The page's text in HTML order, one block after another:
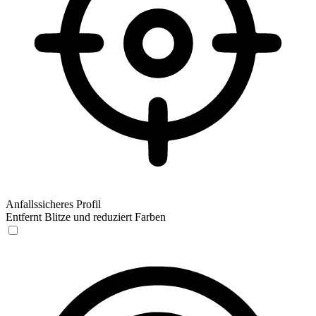
Anfallssicheres Profil
Entfernt Blitze und reduziert Farben